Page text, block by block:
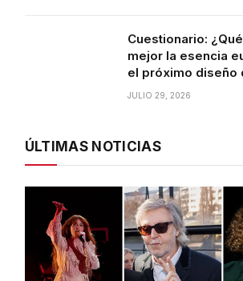
Cuestionario:
mejor la esencia
el próximo diseño
JULIO 29, 2026
ÚLTIMAS NOTICIAS